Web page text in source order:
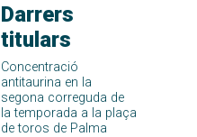
Darrers
titulars
Concentració
antitaurina en la
segona correguda de
la temporada a la plaça
de toros de Palma